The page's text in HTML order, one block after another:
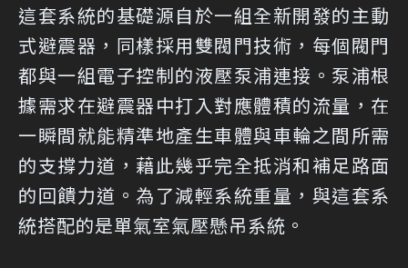
這套系統的基礎源自於一組全新開發的主動
式避震器，同樣採用雙閥門技術，每個閥門
都與一組電子控制的液壓泵浦連接。泵浦根
據需求在避震器中打入對應體積的流量，在
一瞬間就能精準地產生車體與車輪之間所需
的支撐力道，藉此幾乎完全抵消和補足路面
的回饋力道。為了減輕系統重量，與這套系
統搭配的是單氣室氣壓懸吊系統。